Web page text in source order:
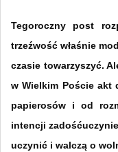
Tegoroczny post
trzeźwość właśnie
czasie towarzyszyć.
w Wielkim Poście akt
papierosów i od
intencji
uczynić i walczą o